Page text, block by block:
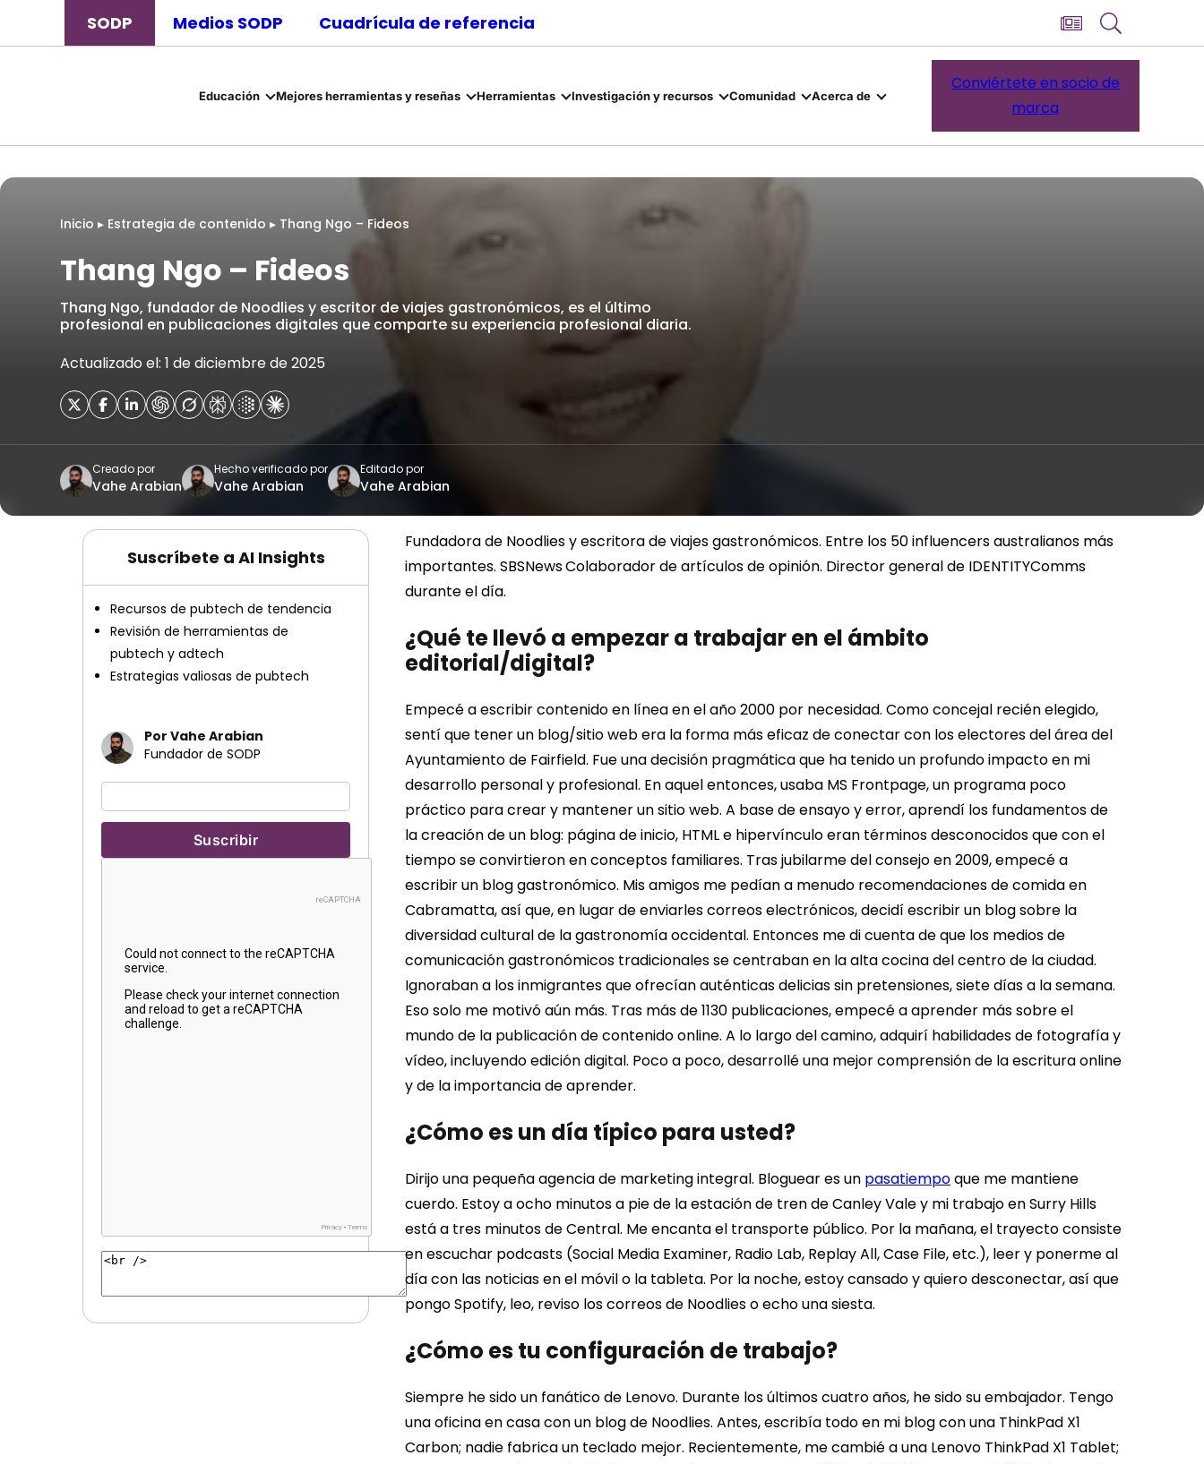
SODP Medios SODP Cuadrícula de referencia
Educación Mejores herramientas y reseñas Herramientas Investigación y recursos Comunidad Acerca de
Conviértete en socio de
marca
Inicio ▸ Estrategia de contenido ▸ Thang Ngo – Fideos
Thang Ngo – Fideos
Thang Ngo, fundador de Noodlies y escritor de viajes gastronómicos, es el último
profesional en publicaciones digitales que comparte su experiencia profesional diaria.
Actualizado el: 1 de diciembre de 2025
Creado por
Vahe Arabian
Hecho verificado por
Vahe Arabian
Editado por
Vahe Arabian
Suscríbete a AI Insights
Recursos de pubtech de tendencia
Revisión de herramientas de
pubtech y adtech
Estrategias valiosas de pubtech
Por Vahe Arabian
Fundador de SODP
Fundadora de Noodlies y escritora de viajes gastronómicos. Entre los 50 influencers australianos más
importantes. SBSNewsColaborador de artículos de opinión. Director general de IDENTITYComms
durante el día.
¿Qué te llevó a empezar a trabajar en el ámbito
editorial/digital?
Empecé a escribir contenido en línea en el año 2000 por necesidad. Como concejal recién elegido,
sentí que tener un blog/sitio web era la forma más eficaz de conectar con los electores del área del
Ayuntamiento de Fairfield. Fue una decisión pragmática que ha tenido un profundo impacto en mi
desarrollo personal y profesional. En aquel entonces, usaba MS Frontpage, un programa poco
práctico para crear y mantener un sitio web. A base de ensayo y error, aprendí los fundamentos de
la creación de un blog: página de inicio, HTML e hipervínculo eran términos desconocidos que con el
tiempo se convirtieron en conceptos familiares. Tras jubilarme del consejo en 2009, empecé a
escribir un blog gastronómico. Mis amigos me pedían a menudo recomendaciones de comida en
Cabramatta, así que, en lugar de enviarles correos electrónicos, decidí escribir un blog sobre la
diversidad cultural de la gastronomía occidental. Entonces me di cuenta de que los medios de
comunicación gastronómicos tradicionales se centraban en la alta cocina del centro de la ciudad.
Ignoraban a los inmigrantes que ofrecían auténticas delicias sin pretensiones, siete días a la semana.
Eso solo me motivó aún más. Tras más de 1130 publicaciones, empecé a aprender más sobre el
mundo de la publicación de contenido online. A lo largo del camino, adquirí habilidades de fotografía y
vídeo, incluyendo edición digital. Poco a poco, desarrollé una mejor comprensión de la escritura online
y de la importancia de aprender.
¿Cómo es un día típico para usted?
Dirijo una pequeña agencia de marketing integral. Bloguear es un pasatiempoque me mantiene
cuerdo. Estoy a ocho minutos a pie de la estación de tren de Canley Vale y mi trabajo en Surry Hills
está a tres minutos de Central. Me encanta el transporte público. Por la mañana, el trayecto consiste
en escuchar podcasts (Social Media Examiner, Radio Lab, Replay All, Case File, etc.), leer y ponerme al
día con las noticias en el móvil o la tableta. Por la noche, estoy cansado y quiero desconectar, así que
pongo Spotify, leo, reviso los correos de Noodlies o echo una siesta.
¿Cómo es tu configuración de trabajo?
Siempre he sido un fanático de Lenovo. Durante los últimos cuatro años, he sido su embajador. Tengo
una oficina en casa con un blog de Noodlies. Antes, escribía todo en mi blog con una ThinkPad X1
Carbon; nadie fabrica un teclado mejor. Recientemente, me cambié a una Lenovo ThinkPad X1 Tablet;